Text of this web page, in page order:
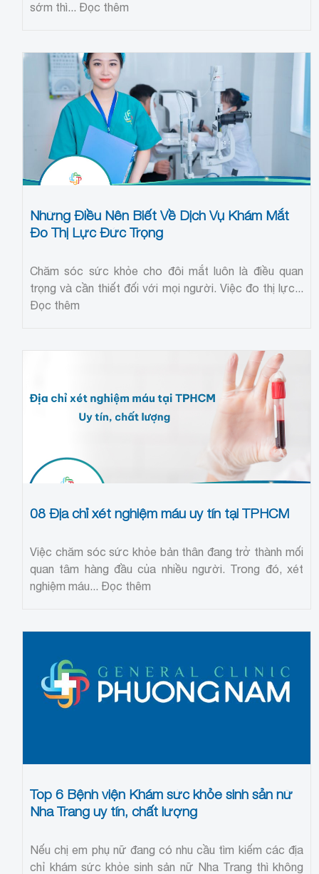
sớm thì... Đọc thêm
Những Điều Nên Biết Về Dịch Vụ Khám Mắt
Đo Thị Lực Đức Trọng
Chăm sóc sức khỏe cho đôi mắt luôn là điều quan
trọng và cần thiết đối với mọi người. Việc đo thị lực...
Đọc thêm
08 Địa chỉ xét nghiệm máu uy tín tại TPHCM
Việc chăm sóc sức khỏe bản thân đang trở thành mối
quan tâm hàng đầu của nhiều người. Trong đó, xét
nghiệm máu... Đọc thêm
Top 6 Bệnh viện Khám sức khỏe sinh sản nữ
Nha Trang uy tín, chất lượng
Nếu chị em phụ nữ đang có nhu cầu tìm kiếm các địa
chỉ khám sức khỏe sinh sản nữ Nha Trang thì không